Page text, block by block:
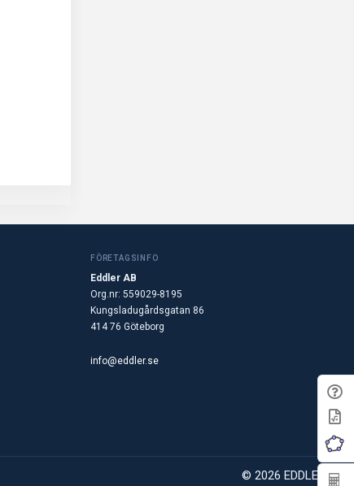
FÖRETAGSINFO
Eddler AB
Org.nr: 559029-8195
Kungsladugårdsgatan 86
414 76 Göteborg
info@eddler.se
© 2026 EDDLER AB